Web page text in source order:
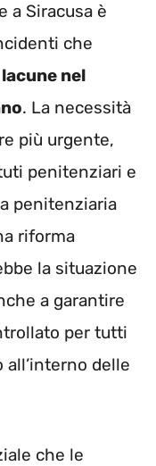
a Siracusa è
che
lacune nel
. La necessità
più urgente,
penitenziari e
penitenziaria
riforma
la situazione
a garantire
per tutti
delle
che le